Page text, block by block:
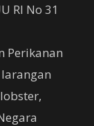
RI No 31
Perikanan